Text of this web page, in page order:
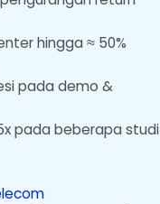
hingga ≈ 50%
pada demo &
pada beberapa studi